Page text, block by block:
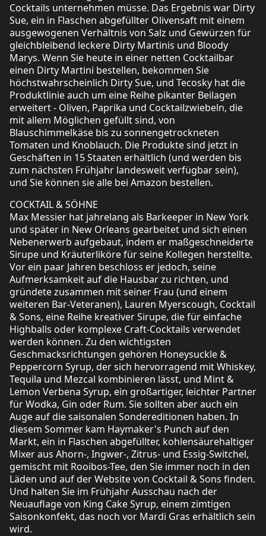
Cocktails unternehmen müsse. Das Ergebnis war Dirty
Sue, ein in Flaschen abgefüllter Olivensaft mit einem
ausgewogenen Verhältnis von Salz und Gewürzen für
gleichbleibend leckere Dirty Martinis und Bloody
Marys. Wenn Sie heute in einer netten Cocktailbar
einen Dirty Martini bestellen, bekommen Sie
höchstwahrscheinlich Dirty Sue, und Tecosky hat die
Produktlinie auch um eine Reihe pikanter Beilagen
erweitert - Oliven, Paprika und Cocktailzwiebeln, die
mit allem Möglichen gefüllt sind, von
Blauschimmelkäse bis zu sonnengetrockneten
Tomaten und Knoblauch. Die Produkte sind jetzt in
Geschäften in 15 Staaten erhältlich (und werden bis
zum nächsten Frühjahr landesweit verfügbar sein),
und Sie können sie alle bei Amazon bestellen.
COCKTAIL & SÖHNE
Max Messier hat jahrelang als Barkeeper in New York
und später in New Orleans gearbeitet und sich einen
Nebenerwerb aufgebaut, indem er maßgeschneiderte
Sirupe und Kräuterliköre für seine Kollegen herstellte.
Vor ein paar Jahren beschloss er jedoch, seine
Aufmerksamkeit auf die Hausbar zu richten, und
gründete zusammen mit seiner Frau (und einem
weiteren Bar-Veteranen), Lauren Myerscough, Cocktail
& Sons, eine Reihe kreativer Sirupe, die für einfache
Highballs oder komplexe Craft-Cocktails verwendet
werden können. Zu den wichtigsten
Geschmacksrichtungen gehören Honeysuckle &
Peppercorn Syrup, der sich hervorragend mit Whiskey,
Tequila und Mezcal kombinieren lässt, und Mint &
Lemon Verbena Syrup, ein großartiger, leichter Partner
für Wodka, Gin oder Rum. Sie sollten aber auch ein
Auge auf die saisonalen Sondereditionen haben. In
diesem Sommer kam Haymaker's Punch auf den
Markt, ein in Flaschen abgefüllter, kohlensäurehaltiger
Mixer aus Ahorn-, Ingwer-, Zitrus- und Essig-Switchel,
gemischt mit Rooibos-Tee, den Sie immer noch in den
Läden und auf der Website von Cocktail & Sons finden.
Und halten Sie im Frühjahr Ausschau nach der
Neuauflage von King Cake Syrup, einem zimtigen
Saisonkonfekt, das noch vor Mardi Gras erhältlich sein
wird.